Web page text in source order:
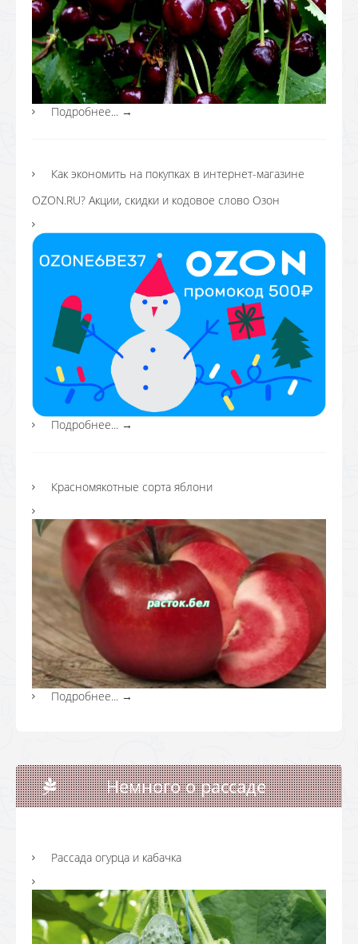
Подробнее... →
Как экономить на покупках в интернет-магазине
OZON.RU? Акции, скидки и кодовое слово Озон
Подробнее... →
Красномякотные сорта яблони
Подробнее... →
Немного о рассаде
Рассада огурца и кабачка